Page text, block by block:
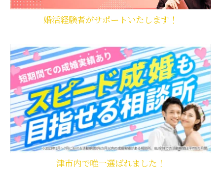
婚活経験者がサポートいたします！
津市内で唯一選ばれました！